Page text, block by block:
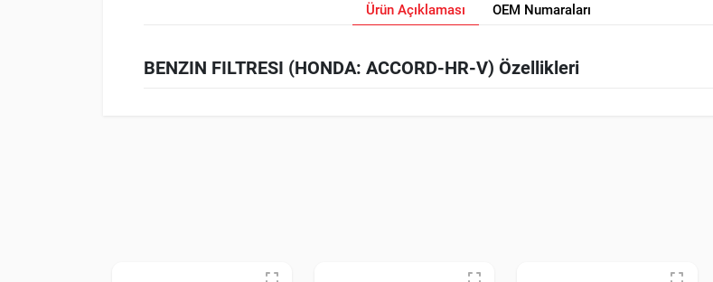
Ürün Açıklaması OEM Numaraları
BENZIN FILTRESI (HONDA: ACCORD-HR-V) Özellikleri